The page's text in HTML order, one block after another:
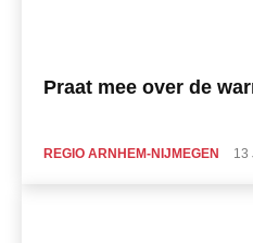
Praat mee over de
REGIO ARNHEM-NIJMEGEN 13